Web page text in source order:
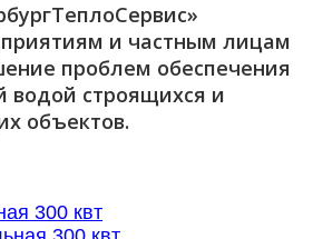
и частным лицам
проблем обеспечения
водой строящихся и
объектов.
300 квт